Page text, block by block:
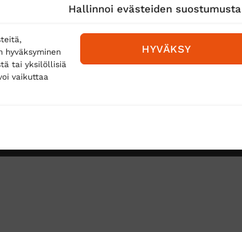
Hallinnoi evästeiden suostumusta
tai yksilöllisiä
vaikuttaa
HYVÄKSY